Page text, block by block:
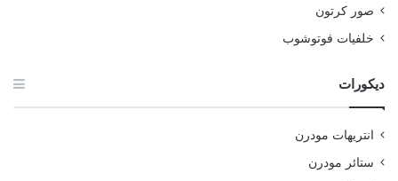
صور كرتون
خلفيات فوتوشوب
ديكورات
انتريهات مودرن
ستائر مودرن